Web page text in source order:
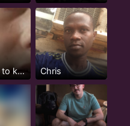
Let's get to know each other Chris